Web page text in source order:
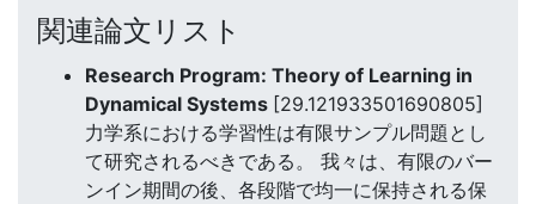
関連論文リスト
Research Program: Theory of Learning in
Dynamical Systems [29.121933501690805]
力学系における学習性は有限サンプル問題とし
て研究されるべきである。 我々は、有限のバー
ンイン期間の後、各段階で均一に保持される保